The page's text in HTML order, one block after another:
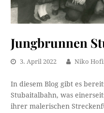
Jungbrunnen
3. April 2022 Niko
In diesem Blog gibt es
Stubaitalbahn, was
ihrer malerischen